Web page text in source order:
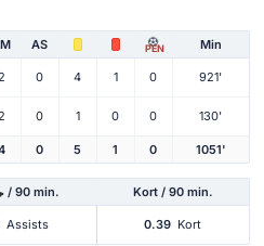
AS PEN Min
0 4 1 0 921'
0 1 0 0 130'
0 5 1 0 1051'
/ 90 min. Kort / 90 min.
Assists 0.39 Kort